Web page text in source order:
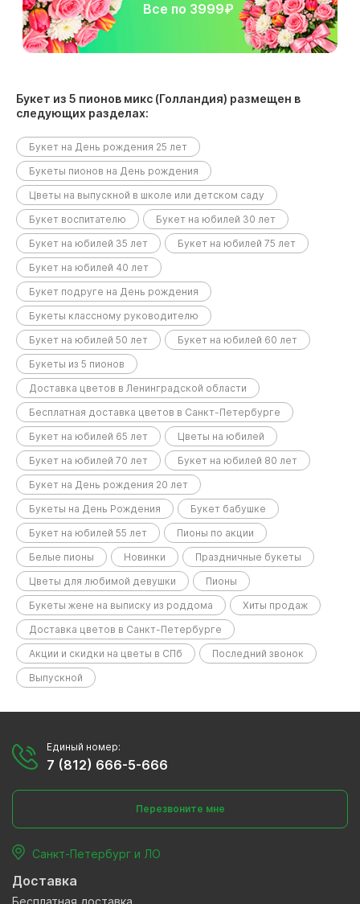
Все по 3999₽
Букет из 5 пионов микс (Голландия) размещен в
следующих разделах:
Букет на День рождения 25 лет
Букеты пионов на День рождения
Цветы на выпускной в школе или детском саду
Букет воспитателю
Букет на юбилей 30 лет
Букет на юбилей 35 лет
Букет на юбилей 75 лет
Букет на юбилей 40 лет
Букет подруге на День рождения
Букеты классному руководителю
Букет на юбилей 50 лет
Букет на юбилей 60 лет
Букеты из 5 пионов
Доставка цветов в Ленинградской области
Бесплатная доставка цветов в Санкт-Петербурге
Букет на юбилей 65 лет
Цветы на юбилей
Букет на юбилей 70 лет
Букет на юбилей 80 лет
Букет на День рождения 20 лет
Букеты на День Рождения
Букет бабушке
Букет на юбилей 55 лет
Пионы по акции
Белые пионы
Новинки
Праздничные букеты
Цветы для любимой девушки
Пионы
Букеты жене на выписку из роддома
Хиты продаж
Доставка цветов в Санкт-Петербурге
Акции и скидки на цветы в СПб
Последний звонок
Выпускной
Единый номер:
7 (812) 666-5-666
Перезвоните мне
Санкт-Петербург и ЛО
Доставка